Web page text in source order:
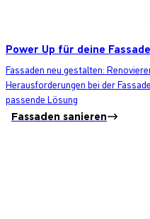
Power Up für deine Fassade
Fassaden neu gestalten:
Herausforderungen bei der
passende Lösung
Fassaden sanieren